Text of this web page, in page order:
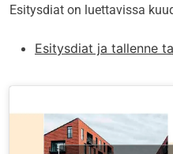
Esitysdiat on luettavissa
Esitysdiat ja tallenne